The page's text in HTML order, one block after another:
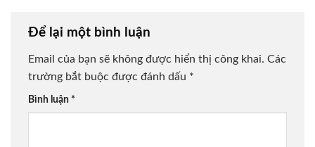
Để lại một bình luận
Email của bạn sẽ không được hiển thị công khai. Các
trường bắt buộc được đánh dấu *
Bình luận *